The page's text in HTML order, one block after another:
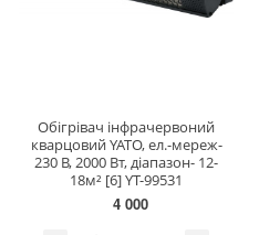
Обігрівач інфрачервоний
кварцовий YATO, ел.-мереж-
230 В, 2000 Вт, діапазон- 12-
18м² [6] YT-99531
4 000